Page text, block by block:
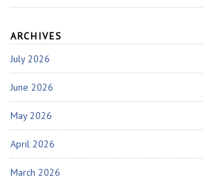
ARCHIVES
July 2026
June 2026
May 2026
April 2026
March 2026